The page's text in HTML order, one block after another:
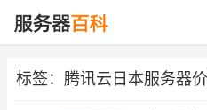
标签：腾讯云日本服务器